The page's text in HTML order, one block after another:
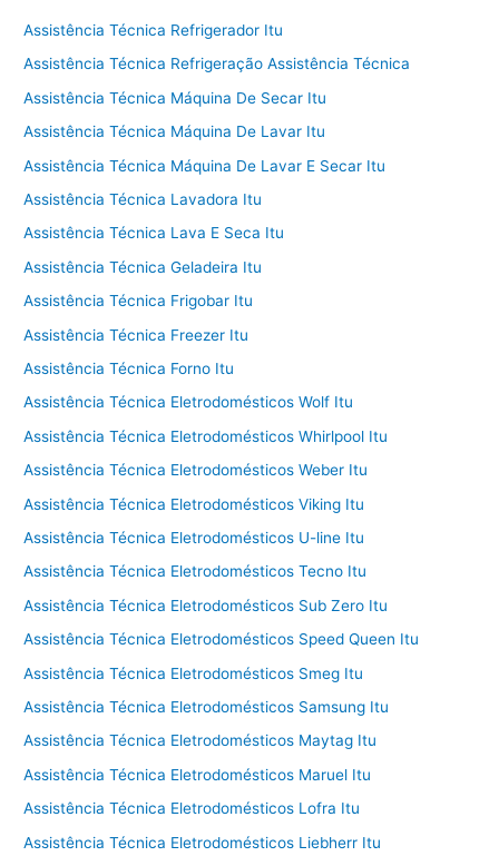
Assistência Técnica Refrigerador Itu
Assistência Técnica Refrigeração Assistência Técnica
Assistência Técnica Máquina De Secar Itu
Assistência Técnica Máquina De Lavar Itu
Assistência Técnica Máquina De Lavar E Secar Itu
Assistência Técnica Lavadora Itu
Assistência Técnica Lava E Seca Itu
Assistência Técnica Geladeira Itu
Assistência Técnica Frigobar Itu
Assistência Técnica Freezer Itu
Assistência Técnica Forno Itu
Assistência Técnica Eletrodomésticos Wolf Itu
Assistência Técnica Eletrodomésticos Whirlpool Itu
Assistência Técnica Eletrodomésticos Weber Itu
Assistência Técnica Eletrodomésticos Viking Itu
Assistência Técnica Eletrodomésticos U-line Itu
Assistência Técnica Eletrodomésticos Tecno Itu
Assistência Técnica Eletrodomésticos Sub Zero Itu
Assistência Técnica Eletrodomésticos Speed Queen Itu
Assistência Técnica Eletrodomésticos Smeg Itu
Assistência Técnica Eletrodomésticos Samsung Itu
Assistência Técnica Eletrodomésticos Maytag Itu
Assistência Técnica Eletrodomésticos Maruel Itu
Assistência Técnica Eletrodomésticos Lofra Itu
Assistência Técnica Eletrodomésticos Liebherr Itu